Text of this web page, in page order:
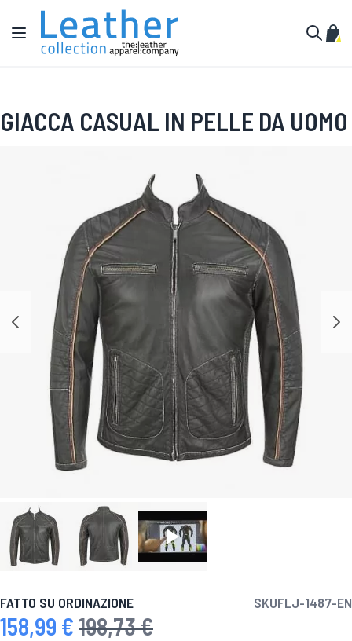
Salta al contenuto
Toggle Nav
GIACCA CASUAL IN PELLE DA UOMO
FATTO SU ORDINAZIONE SKUFLJ-1487-EN
Prezzo speciale
158,99 € Prezzo predefinito
198,73 €